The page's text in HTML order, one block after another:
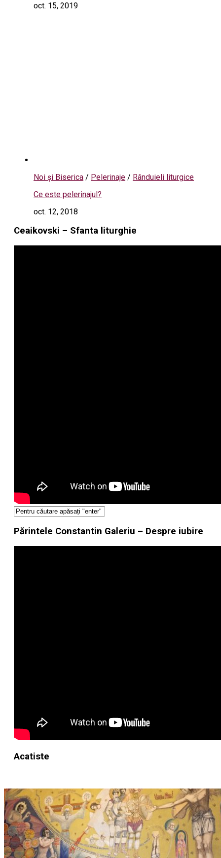
oct. 15, 2019
Noi și Biserica / Pelerinaje / Rânduieli liturgice
Ce este pelerinajul?
oct. 12, 2018
Ceaikovski – Sfanta liturghie
Părintele Constantin Galeriu – Despre iubire
Acatiste